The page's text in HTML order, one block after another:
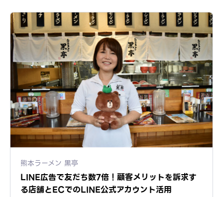
熊本ラーメン 黒亭
LINE広告で友だち数7倍！顧客メリットを訴求す
る店舗とECでのLINE公式アカウント活用